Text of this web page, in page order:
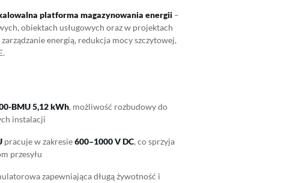
platforma magazynowania energii –
obiektach usługowych oraz w projektach
energią, redukcja mocy szczytowej,
BMU 5,12 kWh, możliwość rozbudowy do
instalacji
pracuje w zakresie600–1000 V DC, co sprzyja
przesyłu
zapewniająca długą żywotność i